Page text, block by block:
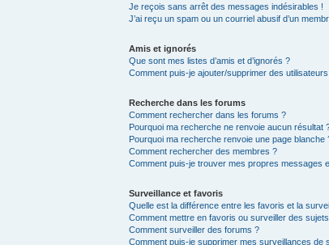
Je reçois sans arrêt des messages indésirables !
J’ai reçu un spam ou un courriel abusif d’un
Amis et ignorés
Que sont mes listes d’amis et d’ignorés ?
Comment puis-je ajouter/supprimer des utilisateurs
Recherche dans les forums
Comment rechercher dans les forums ?
Pourquoi ma recherche ne renvoie aucun résultat
Pourquoi ma recherche renvoie une page blanche
Comment rechercher des membres ?
Comment puis-je trouver mes propres messages
Surveillance et favoris
Quelle est la différence entre les favoris et la
Comment mettre en favoris ou surveiller des
Comment surveiller des forums ?
Comment puis-je supprimer mes surveillances de